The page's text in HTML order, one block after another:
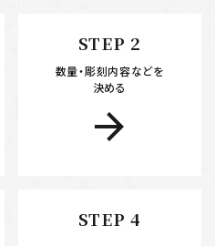
STEP 2
数量・彫刻内容などを
決める
arrow_forward
STEP 4